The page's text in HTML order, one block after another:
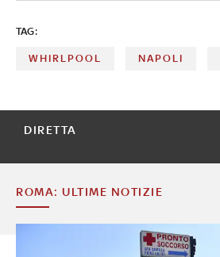
TAG:
WHIRLPOOL NAPOLI
DIRETTA
ROMA: ULTIME NOTIZIE